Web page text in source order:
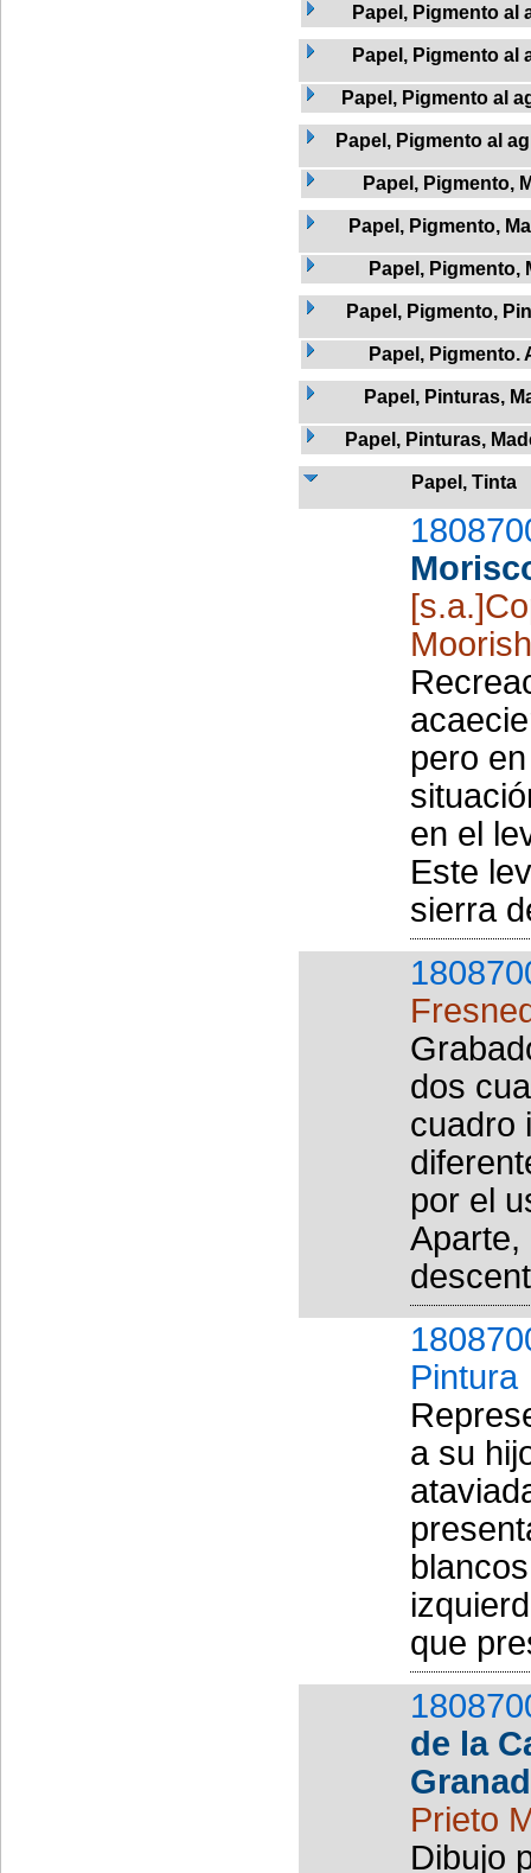
Papel, Pigmento al
Papel, Pigmento al
Papel, Pigmento al
Papel, Pigmento al
Papel, Pigmento,
Papel, Pigmento,
Papel, Pigmento,
Papel, Pigmento,
Papel, Pigmento.
Papel, Pinturas,
Papel, Pinturas,
Papel, Tinta
pero
en el
Este
sierra
dos
cuadro
por el
Aparte,
Pintura
a su
que
de la
Prieto
Dibujo